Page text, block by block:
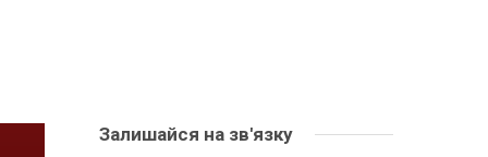
Залишайся на зв'язку